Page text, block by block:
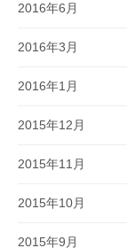
2016年6月
2016年3月
2016年1月
2015年12月
2015年11月
2015年10月
2015年9月